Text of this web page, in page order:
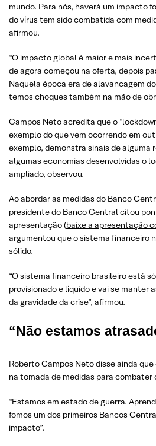
mundo. Para nós, haverá um impacto
do vírus tem sido combatida com
afirmou.
“O impacto global é maior e mais
de agora começou na oferta, depois
Naquela época era de alavancagem
temos choques também na mão de
Campos Neto acredita que o
exemplo do que vem ocorrendo em
exemplo, demonstra sinais de alguma
algumas economias desenvolvidas o
ampliado, observou.
Ao abordar as medidas do Banco
presidente do Banco Central citou
apresentação (baixe a apresentação
argumentou que o sistema financeiro
sólido.
“O sistema financeiro brasileiro está
provisionado e líquido e vai se manter
da gravidade da crise”, afirmou.
“Não estamos
Roberto Campos Neto disse ainda
na tomada de medidas para combater
“Estamos em estado de guerra.
fomos um dos primeiros Bancos
impacto”.